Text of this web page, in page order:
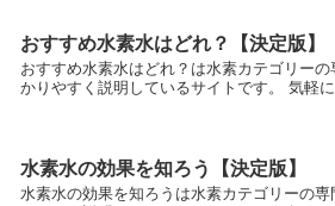
おすすめ水素水はどれ？【決定版】
おすすめ水素水はどれ？は水素カテゴリー
かりやすく説明しているサイトです。 気軽
水素水の効果を知ろう【決定版】
水素水の効果を知ろうは水素カテゴリーの